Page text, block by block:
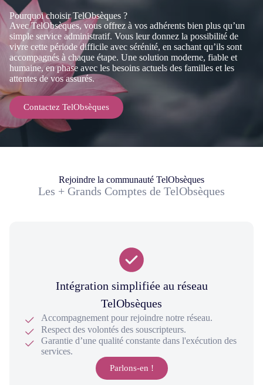
Pourquoi choisir TelObsèques ?
Avec TelObsèques, vous offrez à vos adhérents bien plus qu’un
simple service administratif. Vous leur donnez la possibilité de
vivre cette période difficile avec sérénité, en sachant qu’ils sont
accompagnés à chaque étape. Une solution moderne, fiable et
humaine, en phase avec les besoins actuels des familles et les
attentes de vos assurés.
Contactez TelObsèques
Rejoindre la communauté TelObsèques
Les + Grands Comptes de TelObsèques
Intégration simplifiée au réseau
TelObsèques
Accompagnement pour rejoindre notre réseau.
Respect des volontés des souscripteurs.
Garantie d’une qualité constante dans l'exécution des
services.
Parlons-en !